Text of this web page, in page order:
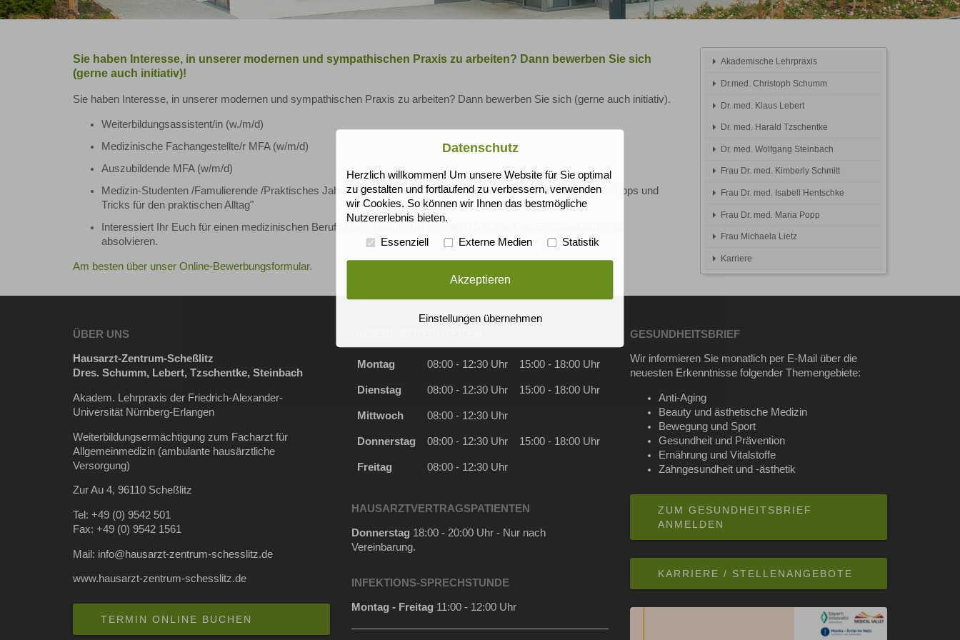
Sie haben Interesse, in unserer modernen und sympathischen Praxis zu arbeiten? Dann bewerben Sie sich
(gerne auch initiativ)!
Sie haben Interesse, in unserer modernen und sympathischen Praxis zu arbeiten? Dann bewerben Sie sich (gerne auch initiativ).
Weiterbildungsassistent/in (w./m/d)
Medizinische Fachangestellte/r MFA (w/m/d)
Auszubildende MFA (w/m/d)
Medizin-Studenten /Famulierende /Praktisches Jahr (PJ) unter dem Motto "Allgemeinmedizin leicht gemacht - Tipps und
Tricks für den praktischen Alltag"
Interessiert Ihr Euch für einen medizinischen Beruf? Dann habt Ihr bei uns die Möglichkeit ein Schulpraktikum zu
absolvieren.
Am besten über unser Online-Bewerbungsformular.
Akademische Lehrpraxis
Dr.med. Christoph Schumm
Dr. med. Klaus Lebert
Dr. med. Harald Tzschentke
Dr. med. Wolfgang Steinbach
Frau Dr. med. Kimberly Schmitt
Frau Dr. med. Isabell Hentschke
Frau Dr. med. Maria Popp
Frau Michaela Lietz
Karriere
ÜBER UNS
Hausarzt-Zentrum-Scheßlitz
Dres. Schumm, Lebert, Tzschentke, Steinbach
Akadem. Lehrpraxis der Friedrich-Alexander-
Universität Nürnberg-Erlangen
Weiterbildungsermächtigung zum Facharzt für
Allgemeinmedizin (ambulante hausärztliche
Versorgung)
Zur Au 4, 96110 Scheßlitz
Tel: +49 (0) 9542 501
Fax: +49 (0) 9542 1561
Mail: info@hausarzt-zentrum-schesslitz.de
www.hausarzt-zentrum-schesslitz.de
TERMIN ONLINE BUCHEN
Montag 08:00 - 12:30 Uhr 15:00 - 18:00 Uhr
Dienstag 08:00 - 12:30 Uhr 15:00 - 18:00 Uhr
Mittwoch 08:00 - 12:30 Uhr
Donnerstag 08:00 - 12:30 Uhr 15:00 - 18:00 Uhr
Freitag 08:00 - 12:30 Uhr
HAUSARZTVERTRAGSPATIENTEN
Donnerstag 18:00 - 20:00 Uhr - Nur nach
Vereinbarung.
INFEKTIONS-SPRECHSTUNDE
Montag - Freitag 11:00 - 12:00 Uhr
GESUNDHEITSBRIEF
Wir informieren Sie monatlich per E-Mail über die
neuesten Erkenntnisse folgender Themengebiete:
Anti-Aging
Beauty und ästhetische Medizin
Bewegung und Sport
Gesundheit und Prävention
Ernährung und Vitalstoffe
Zahngesundheit und -ästhetik
ZUM GESUNDHEITSBRIEF
ANMELDEN
KARRIERE / STELLENANGEBOTE
Datenschutz
Herzlich willkommen! Um unsere Website für Sie optimal
zu gestalten und fortlaufend zu verbessern, verwenden
wir Cookies. So können wir Ihnen das bestmögliche
Nutzererlebnis bieten.
Essenziell Externe Medien Statistik
Akzeptieren
Einstellungen übernehmen